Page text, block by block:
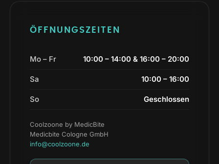
ÖFFNUNGSZEITEN
Mo – Fr 10:00 – 14:00 & 16:00 – 20:00
Sa 10:00 – 16:00
So Geschlossen
Coolzoone by MedicBite
Medicbite Cologne GmbH
info@coolzoone.de